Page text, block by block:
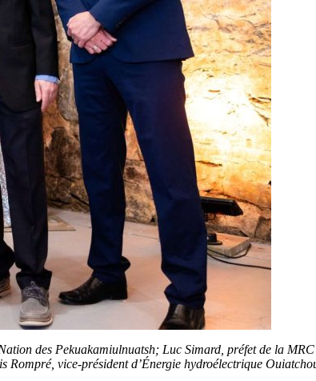
des Pekuakamiulnuatsh; Luc Simard, préfet de la
vice-président d’Énergie hydroélectrique